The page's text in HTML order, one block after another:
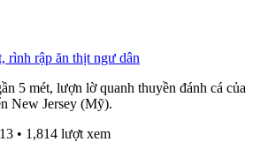
rình rập ăn thịt ngư dân
5 mét, lượn lờ quanh thuyền đánh cá của
New Jersey (Mỹ).
• 1,814 lượt xem